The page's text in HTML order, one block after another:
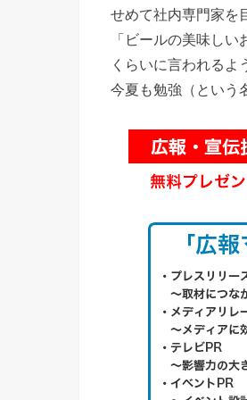
せめて社内専門家を
「ビールの美味し
くらいに言われるよ
今夏も勉強（という